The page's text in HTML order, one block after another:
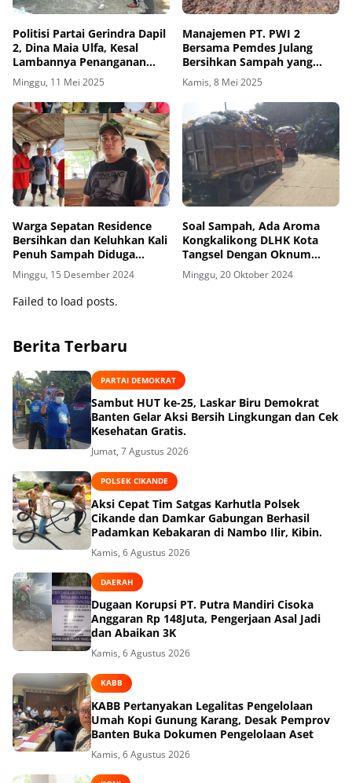
Politisi Partai Gerindra Dapil
2, Dina Maia Ulfa, Kesal
Lambannya Penanganan
Sampah di UPTD Wilayah 1
Minggu, 11 Mei 2025
Manajemen PT. PWI 2
Bersama Pemdes Julang
Bersihkan Sampah yang
Menutupi Jalan
Kamis, 8 Mei 2025
Warga Sepatan Residence
Bersihkan dan Keluhkan Kali
Penuh Sampah Diduga
Limpahan Pasar Pelangi,
Kadus 01: Mestinya
Normalisasi Kali oleh
Kecamatan
Minggu, 15 Desember 2024
Soal Sampah, Ada Aroma
Kongkalikong DLHK Kota
Tangsel Dengan Oknum
Dinas di Kabupaten
Tangerang
Minggu, 20 Oktober 2024
Failed to load posts.
Berita Terbaru
PARTAI DEMOKRAT
Sambut HUT ke-25, Laskar Biru Demokrat
Banten Gelar Aksi Bersih Lingkungan dan Cek
Kesehatan Gratis.
Jumat, 7 Agustus 2026
POLSEK CIKANDE
Aksi Cepat Tim Satgas Karhutla Polsek
Cikande dan Damkar Gabungan Berhasil
Padamkan Kebakaran di Nambo Ilir, Kibin.
Kamis, 6 Agustus 2026
DAERAH
Dugaan Korupsi PT. Putra Mandiri Cisoka
Anggaran Rp 148Juta, Pengerjaan Asal Jadi
dan Abaikan 3K
Kamis, 6 Agustus 2026
KABB
KABB Pertanyakan Legalitas Pengelolaan
Umah Kopi Gunung Karang, Desak Pemprov
Banten Buka Dokumen Pengelolaan Aset
Kamis, 6 Agustus 2026